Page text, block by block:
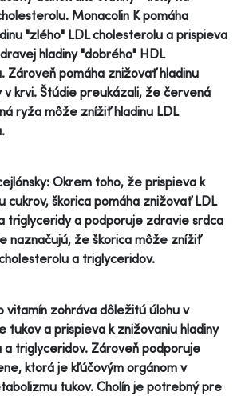
Monacolin K pomáha
"zlého" LDL cholesterolu a prispieva
hladiny "dobrého" HDL
Zároveň pomáha znižovať hladinu
v krvi. Štúdie preukázali, že červená
ryža môže znížiť hladinu LDL
Okrem toho, že prispieva k
cukrov, škorica pomáha znižovať LDL
triglyceridy a podporuje zdravie srdca
naznačujú, že škorica môže znížiť
a triglyceridov.
vitamín zohráva dôležitú úlohu v
tukov a prispieva k znižovaniu hladiny
a triglyceridov. Zároveň podporuje
ktorá je kľúčovým orgánom v
tukov. Cholín je potrebný pre